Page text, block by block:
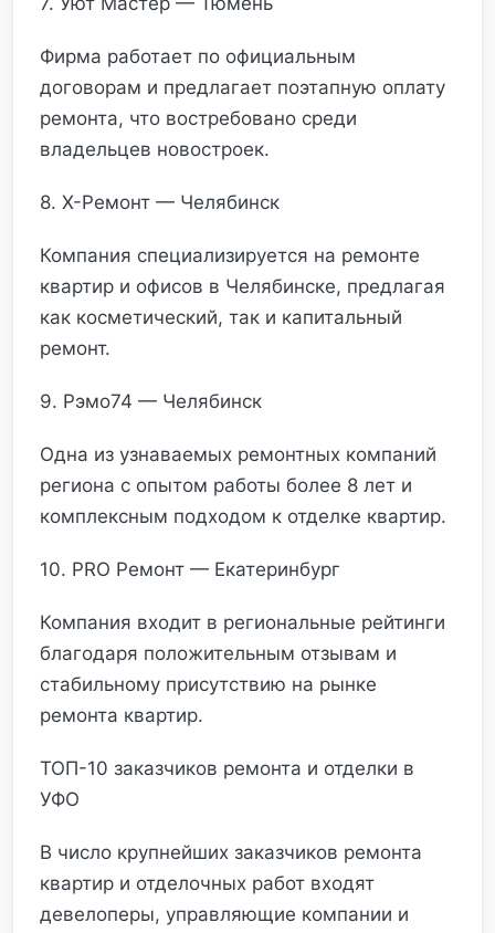
Фирма работает по официальным
договорам и предлагает поэтапную оплату
ремонта, что востребовано среди
владельцев новостроек.
8. Х-Ремонт — Челябинск
Компания специализируется на ремонте
квартир и офисов в Челябинске, предлагая
как косметический, так и капитальный
ремонт.
9. Рэмо74 — Челябинск
Одна из узнаваемых ремонтных компаний
региона с опытом работы более 8 лет и
комплексным подходом к отделке квартир.
10. PRO Ремонт — Екатеринбург
Компания входит в региональные рейтинги
благодаря положительным отзывам и
стабильному присутствию на рынке
ремонта квартир.
ТОП-10 заказчиков ремонта и отделки в
УФО
В число крупнейших заказчиков ремонта
квартир и отделочных работ входят
девелоперы, управляющие компании и